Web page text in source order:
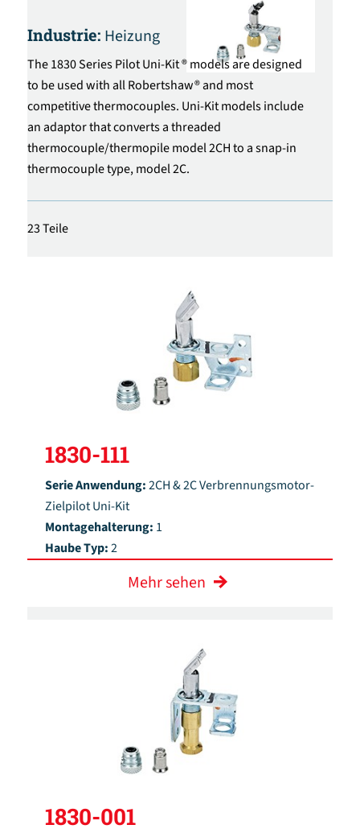
Industrie: Heizung
The 1830 Series Pilot Uni-Kit ® models are designed
to be used with all Robertshaw® and most
competitive thermocouples. Uni-Kit models include
an adaptor that converts a threaded
thermocouple/thermopile model 2CH to a snap-in
thermocouple type, model 2C.
23 Teile
1830-111
Serie Anwendung:2CH & 2C Verbrennungsmotor-
Zielpilot Uni-Kit
Montagehalterung: 1
Haube Typ:2
Mehr sehen
1830-001